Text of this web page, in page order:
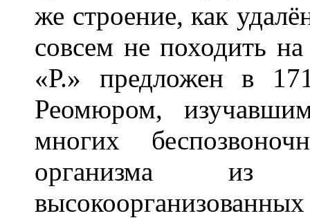
же строение, как
совсем не походить
«Р.» предложен в
Реомюром,
многих
организма